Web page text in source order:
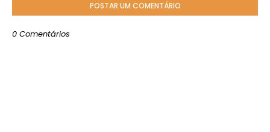
POSTAR UM COMENTÁRIO
0 Comentários